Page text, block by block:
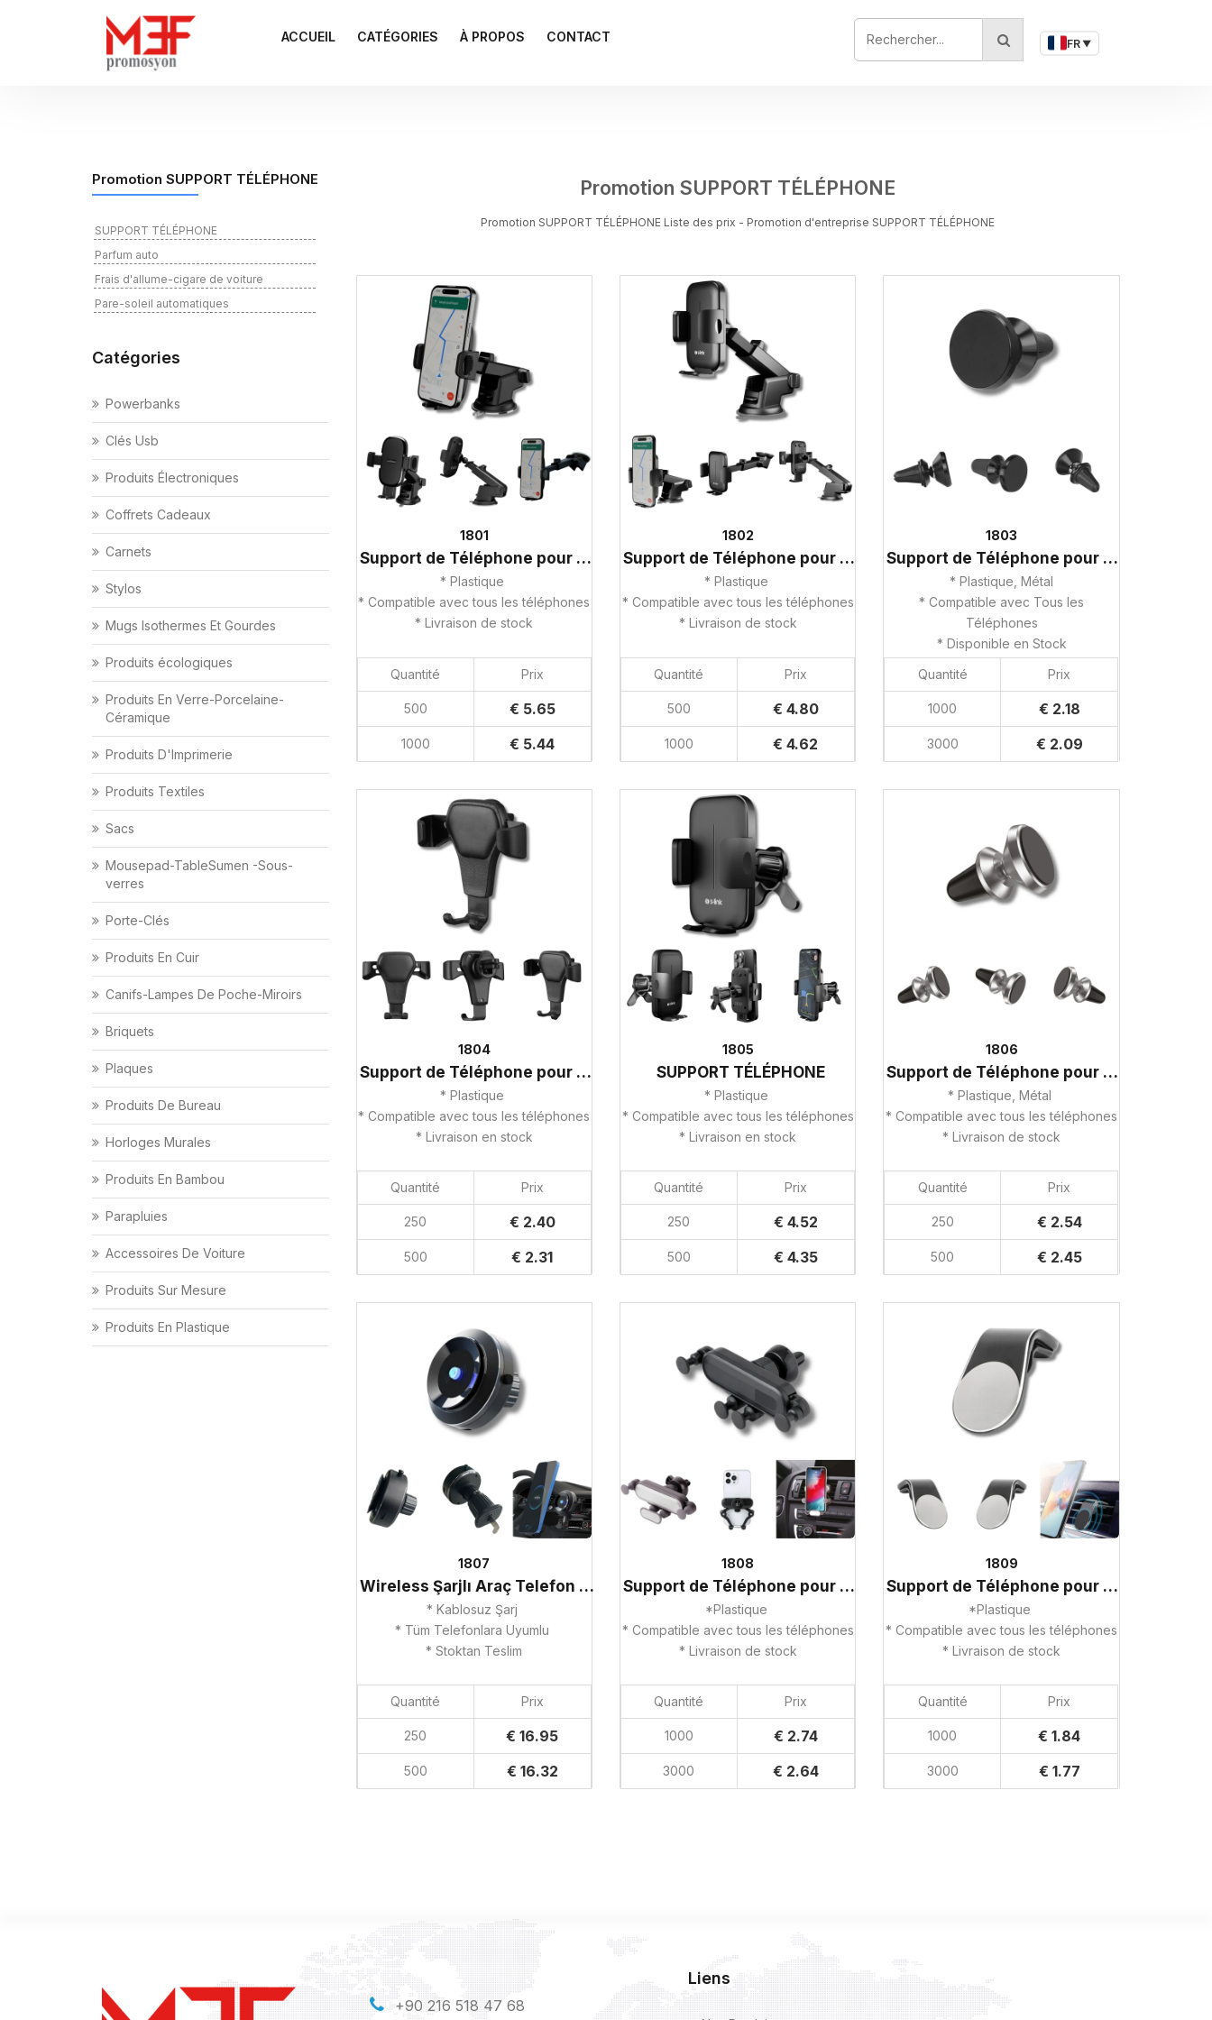
ACCUEIL CATÉGORIES À PROPOS CONTACT
RECHERCHER...
FR ▼
Promotion SUPPORT TÉLÉPHONE
SUPPORT TÉLÉPHONE
Parfum auto
Frais d'allume-cigare de voiture
Pare-soleil automatiques
Catégories
Powerbanks
Clés Usb
Produits Électroniques
Coffrets Cadeaux
Carnets
Stylos
Mugs Isothermes Et Gourdes
Produits écologiques
Produits En Verre-Porcelaine-
Céramique
Produits D'Imprimerie
Produits Textiles
Sacs
Mousepad-TableSumen -Sous-
verres
Porte-Clés
Produits En Cuir
Canifs-Lampes De Poche-Miroirs
Briquets
Plaques
Produits De Bureau
Horloges Murales
Produits En Bambou
Parapluies
Accessoires De Voiture
Produits Sur Mesure
Produits En Plastique
Promotion SUPPORT TÉLÉPHONE
Promotion SUPPORT TÉLÉPHONE Liste des prix - Promotion d'entreprise SUPPORT TÉLÉPHONE
1801
Support de Téléphone pour Voiture
* Plastique
* Compatible avec tous les téléphones
* Livraison de stock
Quantité Prix
500 € 5.65
1000 € 5.44
1802
Support de Téléphone pour Voiture
* Plastique
* Compatible avec tous les téléphones
* Livraison de stock
Quantité Prix
500 € 4.80
1000 € 4.62
1803
Support de Téléphone pour Voiture
* Plastique, Métal
* Compatible avec Tous les
Téléphones
* Disponible en Stock
Quantité
Prix
1000 € 2.18
3000 € 2.09
1804
Support de Téléphone pour Voiture
* Plastique
* Compatible avec tous les téléphones
* Livraison en stock
Quantité Prix
250 € 2.40
500 € 2.31
1805
SUPPORT TÉLÉPHONE
* Plastique
* Compatible avec tous les téléphones
* Livraison en stock
Quantité Prix
250 € 4.52
500 € 4.35
1806
Support de Téléphone pour Voiture
* Plastique, Métal
* Compatible avec tous les téléphones
* Livraison de stock
Quantité Prix
250 € 2.54
500 € 2.45
1807
Wireless Şarjlı Araç Telefon Tutucu
* Kablosuz Şarj
* Tüm Telefonlara Uyumlu
* Stoktan Teslim
Quantité Prix
250 € 16.95
500 € 16.32
1808
Support de Téléphone pour Voiture
*Plastique
* Compatible avec tous les téléphones
* Livraison de stock
Quantité Prix
1000 € 2.74
3000 € 2.64
1809
Support de Téléphone pour Voiture
*Plastique
* Compatible avec tous les téléphones
* Livraison de stock
Quantité Prix
1000 € 1.84
3000 € 1.77
+90 216 518 47 68
Liens